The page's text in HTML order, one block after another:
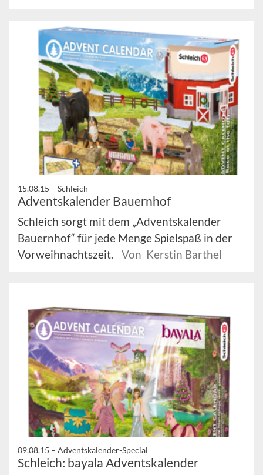
15.08.15 – Schleich
Adventskalender Bauernhof
Schleich sorgt mit dem „Adventskalender
Bauernhof“ für jede Menge Spielspaß in der
Vorweihnachtszeit.
Von Kerstin Barthel
09.08.15 – Adventskalender-Special
Schleich: bayala Adventskalender